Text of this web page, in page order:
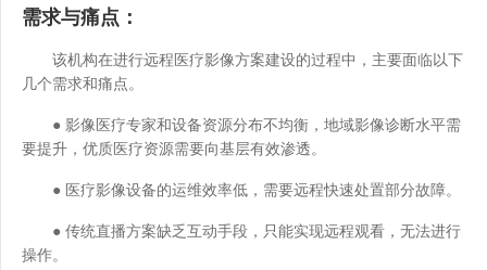
需求与痛点：
该机构在进行远程医疗影像方案建设的过程中，主要面临以下
几个需求和痛点。
● 影像医疗专家和设备资源分布不均衡，地域影像诊断水平需
要提升，优质医疗资源需要向基层有效渗透。
● 医疗影像设备的运维效率低，需要远程快速处置部分故障。
● 传统直播方案缺乏互动手段，只能实现远程观看，无法进行
操作。